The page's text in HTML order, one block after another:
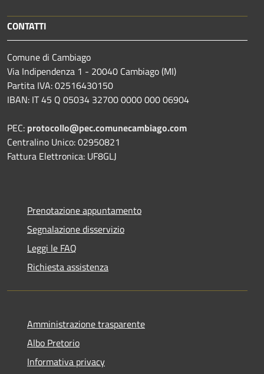
CONTATTI
Comune di Cambiago
Via Indipendenza 1 - 20040 Cambiago (MI)
Partita IVA: 02516430150
IBAN: IT 45 Q 05034 32700 0000 000 06904
PEC: protocollo@pec.comunecambiago.com
Centralino Unico: 02950821
Fattura Elettronica: UF8GLJ
Prenotazione appuntamento
Segnalazione disservizio
Leggi le FAQ
Richiesta assistenza
Amministrazione trasparente
Albo Pretorio
Informativa privacy